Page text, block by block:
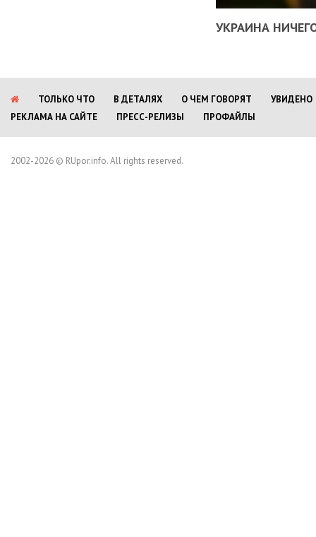
УКРАИНА
ТОЛЬКО ЧТО В ДЕТАЛЯХ О ЧЕМ ГОВОРЯТ
УВИДЕНО
РЕКЛАМА НА САЙТЕ
ПРЕСС-РЕЛИЗЫ ПРОФАЙЛЫ
2002-2026 © RUpor.info. All rights reserved.